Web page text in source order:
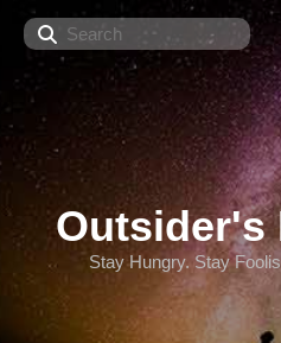
Outsider's
Stay Hungry. Stay